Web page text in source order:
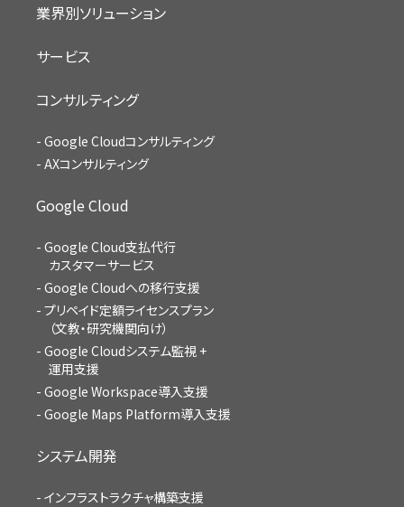
業界別ソリューション
サービス
コンサルティング
Google Cloudコンサルティング
AXコンサルティング
Google Cloud
Google Cloud支払代行
カスタマーサービス
Google Cloudへの移行支援
プリペイド定額ライセンスプラン
（文教・研究機関向け）
Google Cloudシステム監視 +
運用支援
Google Workspace導入支援
Google Maps Platform導入支援
システム開発
インフラストラクチャ構築支援